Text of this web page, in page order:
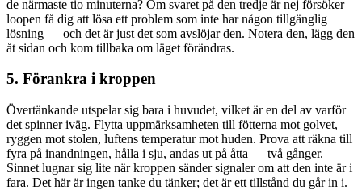
de närmaste tio minuterna? Om svaret på den tredje är nej försöker
loopen få dig att lösa ett problem som inte har någon tillgänglig
lösning — och det är just det som avslöjar den. Notera den, lägg den
åt sidan och kom tillbaka om läget förändras.
5. Förankra i kroppen
Övertänkande utspelar sig bara i huvudet, vilket är en del av varför
det spinner iväg. Flytta uppmärksamheten till fötterna mot golvet,
ryggen mot stolen, luftens temperatur mot huden. Prova att räkna till
fyra på inandningen, hålla i sju, andas ut på åtta — två gånger.
Sinnet lugnar sig lite när kroppen sänder signaler om att den inte är i
fara. Det här är ingen tanke du tänker; det är ett tillstånd du går in i.